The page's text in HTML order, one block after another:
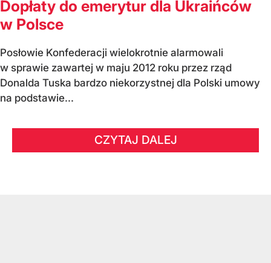
Dopłaty do emerytur dla Ukraińców
w Polsce
Posłowie Konfederacji wielokrotnie alarmowali
w sprawie zawartej w maju 2012 roku przez rząd
Donalda Tuska bardzo niekorzystnej dla Polski umowy
na podstawie...
CZYTAJ DALEJ